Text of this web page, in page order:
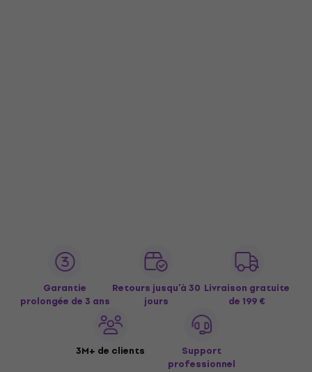
Garantie
prolongée de 3 ans
Retours jusqu’à 30
jours
Livraison gratuite
de 199 €
3M+ de clients
Support
professionnel